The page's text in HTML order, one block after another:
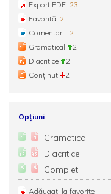
Export PDF: 23
Favorită: 2
Comentarii: 2
Gramatical
2
Diacritice
2
Conținut
2
Opțiuni
Gramatical
Diacritice
Complet
Adăugați la favorite